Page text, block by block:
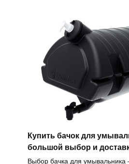
Купить бачок для
большой выбор и
Выбор бачка для